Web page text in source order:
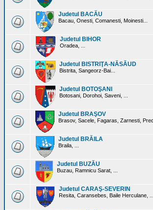
Judetul BACĂU
Bacau, Onesti, Comanesti, Moinesti...
Judetul BIHOR
Oradea, ...
Judetul BISTRIŢA-NĂSĂUD
Bistrita, Sangeorz-Bai...
Judetul BOTOŞANI
Botosani, Dorohoi, Saveni, ...
Judetul BRAŞOV
Brasov, Sacele, Fagaras, Zarnesti,
Judetul BRĂILA
Braila, ...
Judetul BUZĂU
Buzau, Ramnicu Sarat, ...
Judetul CARAŞ-SEVERIN
Resita, Caransebes, Baile Herculane, ...